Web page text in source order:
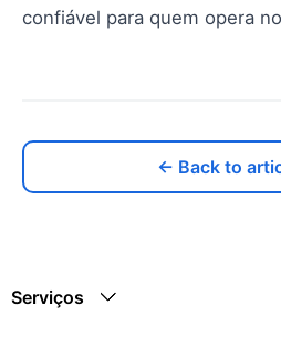
confiável para quem opera
← Back to
Serviços